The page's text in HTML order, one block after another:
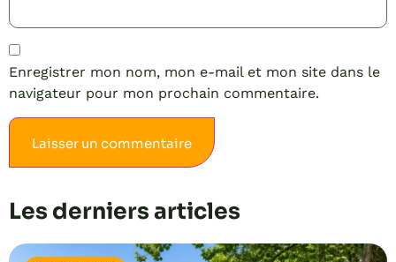
Enregistrer mon nom, mon e-mail et mon site dans le
navigateur pour mon prochain commentaire.
Les derniers articles